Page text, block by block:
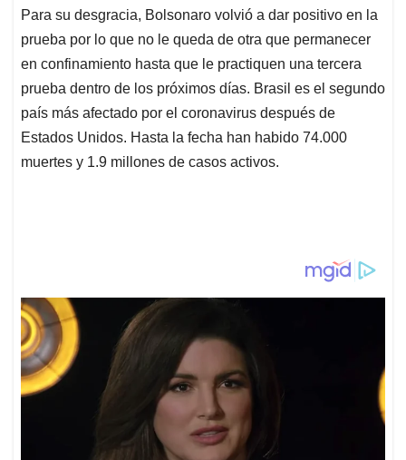
Para su desgracia, Bolsonaro volvió a dar positivo en la
prueba por lo que no le queda de otra que permanecer
en confinamiento hasta que le practiquen una tercera
prueba dentro de los próximos días. Brasil es el segundo
país más afectado por el coronavirus después de
Estados Unidos. Hasta la fecha han habido 74.000
muertes y 1.9 millones de casos activos.